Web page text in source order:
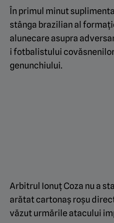
În primul minut
stânga brazilian al
alunecare asupra
i fotbalistului
genunchiului.
Arbitrul Ionuț Coza nu a
arătat cartonaș roșu
văzut urmările atacului